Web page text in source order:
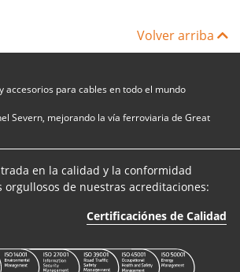
Volver arriba
accesorios para cables en todo el mundo
Severn, mejorando la vía ferroviaria de Great
en la calidad y la conformidad
orgullosos de nuestras acreditaciones:
Certificaciónes de Calidad